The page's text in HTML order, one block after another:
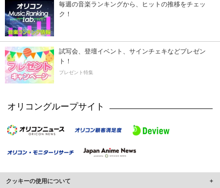
毎週の音楽ランキングから、ヒットの推移をチェッ
ク！
試写会、登壇イベント、サインチェキなどプレゼン
ト！
プレゼント特集
オリコングループサイト
クッキーの使用について